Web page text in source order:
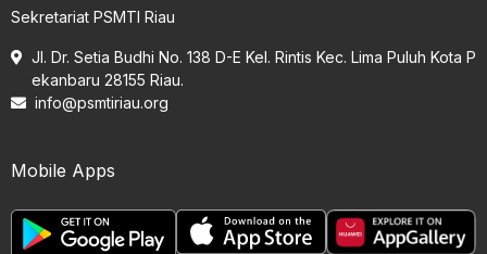
Sekretariat PSMTI Riau
Jl. Dr. Setia Budhi No. 138 D-E Kel. Rintis Kec. Lima Puluh Kota P
ekanbaru 28155 Riau.
info@psmtiriau.org
Mobile Apps